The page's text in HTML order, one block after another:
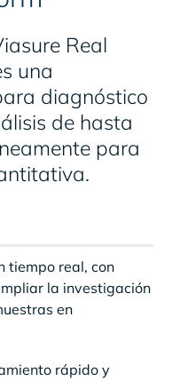
Real
una
diagnóstico
de hasta
para
tiempo real, con
la investigación
en
rápido y